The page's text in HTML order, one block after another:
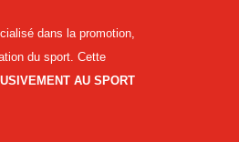
dans la promotion,
du sport. Cette
AU SPORT